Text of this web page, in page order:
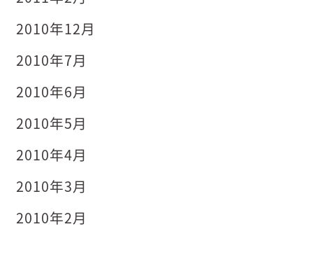
2010年12月
2010年7月
2010年6月
2010年5月
2010年4月
2010年3月
2010年2月